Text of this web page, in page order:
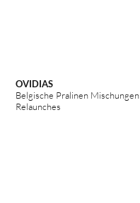
OVIDIAS
Belgische Pralinen Mischungen
Relaunches